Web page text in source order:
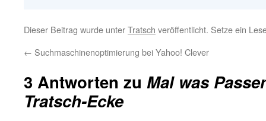
Dieser Beitrag wurde unterTratsch veröffentlicht. Setze ein
← Suchmaschinenoptimierung bei Yahoo! Clever
3 Antworten zu Mal was
Tratsch-Ecke